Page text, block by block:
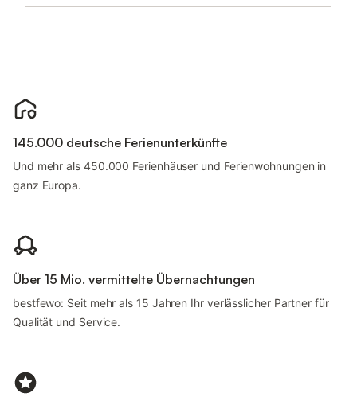
145.000 deutsche Ferienunterkünfte
Und mehr als 450.000 Ferienhäuser und Ferienwohnungen in
ganz Europa.
Über 15 Mio. vermittelte Übernachtungen
bestfewo: Seit mehr als 15 Jahren Ihr verlässlicher Partner für
Qualität und Service.